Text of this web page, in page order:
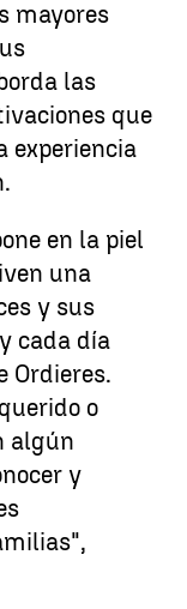
mayores
las
que
experiencia
en la piel
una
y sus
cada día
Ordieres.
o
algún
y